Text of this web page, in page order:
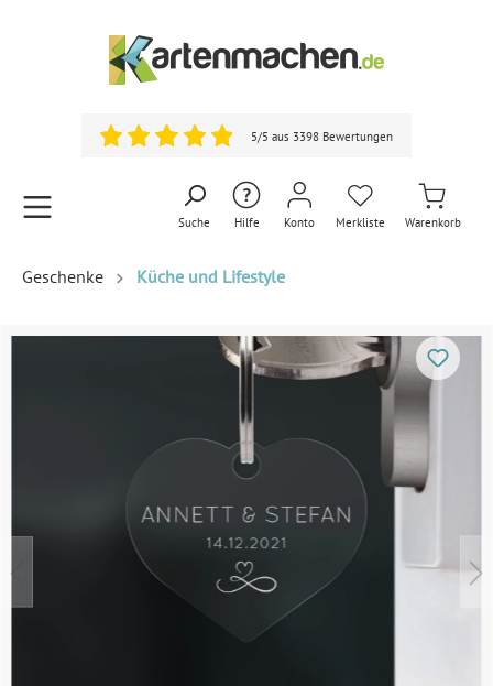
5/5 aus 3398 Bewertungen
Suche Hilfe Konto Merkliste Warenkorb
Geschenke Küche und Lifestyle